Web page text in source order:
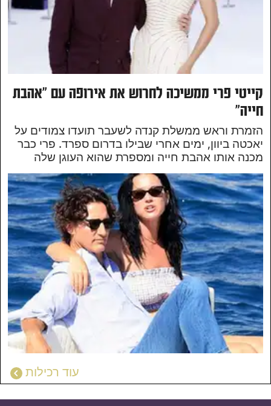
קייטי פרי ממשיכה לחרוש את אירופה עם "אהבת
חייה"
הזמרת וראש ממשלת קנדה לשעבר תועדו צמודים על
יאכטה ביוון, ימים אחרי שבילו בדרום ספרד. פרי כבר
מכנה אותו אהבת חייה ומספרת שהוא העוגן שלה
עוד רכילות